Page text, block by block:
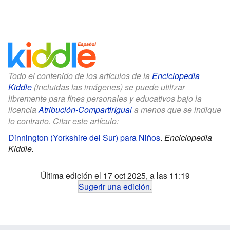
Todo el contenido de los artículos de la Enciclopedia
Kiddle (incluidas las imágenes) se puede utilizar
libremente para fines personales y educativos bajo la
licenciaAtribución-CompartirIguala menos que se indique
lo contrario. Citar este artículo:
Dinnington (Yorkshire del Sur) para Niños. Enciclopedia
Kiddle.
Última edición el 17 oct 2025, a las 11:19
Sugerir una edición.